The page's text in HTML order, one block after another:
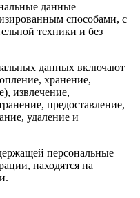
данные
способами, с
техники и без
данных включают
хранение,
извлечение,
предоставление,
удаление и
персональные
находятся на